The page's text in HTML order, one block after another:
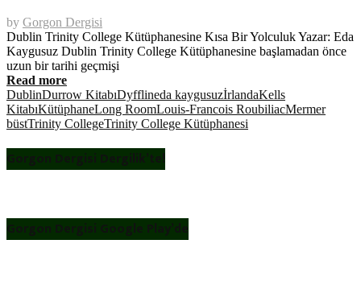
by Gorgon Dergisi
Dublin Trinity College Kütüphanesine Kısa Bir Yolculuk Yazar: Eda
Kaygusuz Dublin Trinity College Kütüphanesine başlamadan önce
uzun bir tarihi geçmişi
Read more
DublinDurrow KitabıDyfflineda kaygusuzİrlandaKells
KitabıKütüphaneLong RoomLouis-Francois RoubiliacMermer
büstTrinity CollegeTrinity College Kütüphanesi
Gorgon Dergisi Dergilik’te!
Gorgon Dergisi Google Play’de